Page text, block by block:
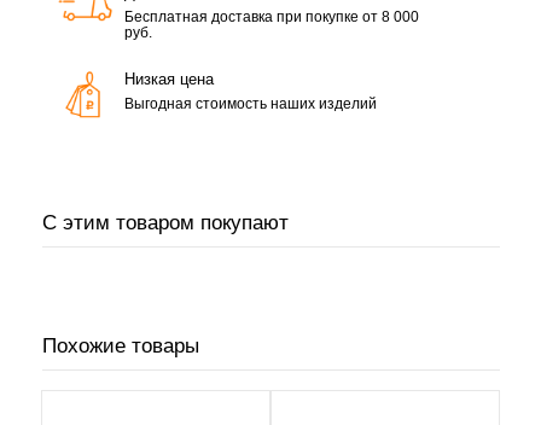
Бесплатная доставка при покупке от 8 000
руб.
Низкая цена
Выгодная стоимость наших изделий
С этим товаром покупают
Похожие товары